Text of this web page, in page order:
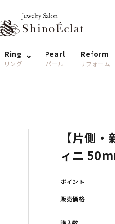
Ring
リング
Pearl
パール
Reform
リフォーム
【片側
ィニ
ポイント
販売価格
購入数